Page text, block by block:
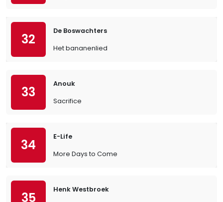
32
De Boswachters
Het bananenlied
33
Anouk
Sacrifice
34
E-Life
More Days to Come
35
Henk Westbroek